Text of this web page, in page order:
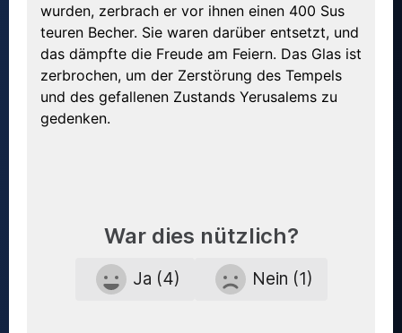
wurden, zerbrach er vor ihnen einen 400 Sus
teuren Becher. Sie waren darüber entsetzt, und
das dämpfte die Freude am Feiern. Das Glas ist
zerbrochen, um der Zerstörung des Tempels
und des gefallenen Zustands Yerusalems zu
gedenken.
War dies nützlich?
Ja (4) Nein (1)